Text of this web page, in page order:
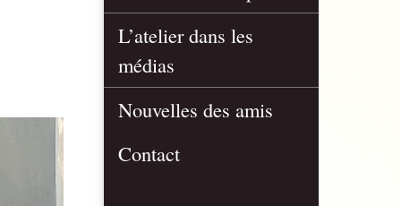
L’atelier dans les
médias
Nouvelles des amis
Contact